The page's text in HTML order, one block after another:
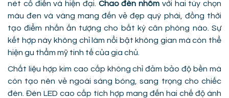
nét cổ điển và hiện đại. Chao đèn nhôm với hai tùy chọn
màu đen và vàng mang đến vẻ đẹp quý phái, đồng thời
tạo điểm nhấn ấn tượng cho bất kỳ căn phòng nào. Sự
kết hợp này không chỉ làm nổi bật không gian mà còn thể
hiện gu thẩm mỹ tinh tế của gia chủ.
Chất liệu hợp kim cao cấp không chỉ đảm bảo độ bền mà
còn tạo nên vẻ ngoài sáng bóng, sang trọng cho chiếc
đèn. Đèn LED cao cấp tích hợp mang đến hai chế độ ánh